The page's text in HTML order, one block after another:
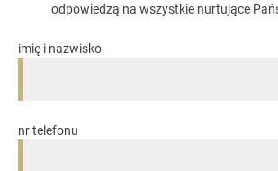
odpowiedzą na wszystkie nurtujące
imię i nazwisko
nr telefonu